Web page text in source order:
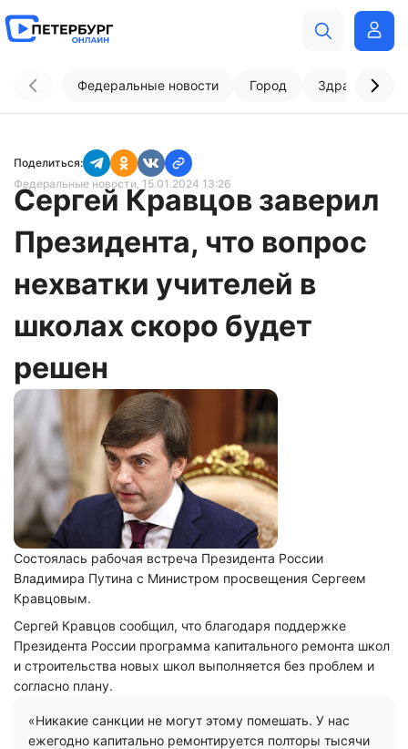
Федеральные новости Город
Поделиться:
Федеральные новости, 15.01.2024 13:26
Сергей Кравцов заверил
Президента, что вопрос
нехватки учителей в
школах скоро будет
решен
Состоялась рабочая встреча Президента России
Владимира Путина с Министром просвещения Сергеем
Кравцовым.
Сергей Кравцов сообщил, что благодаря поддержке
Президента России программа капитального ремонта школ
и строительства новых школ выполняется без проблем и
согласно плану.
«Никакие санкции не могут этому помешать. У нас
ежегодно капитально ремонтируется полторы тысячи